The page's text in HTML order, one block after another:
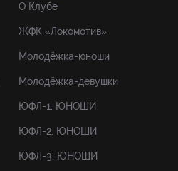
О Клубе
ЖФК «Локомотив»
Молодёжка-юноши
Молодёжка-девушки
ЮФЛ-1. ЮНОШИ
ЮФЛ-2. ЮНОШИ
ЮФЛ-3. ЮНОШИ